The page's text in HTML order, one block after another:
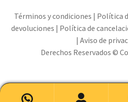
Términos y condiciones | Política
devoluciones | Política de
| Aviso de
Derechos Reservados ©